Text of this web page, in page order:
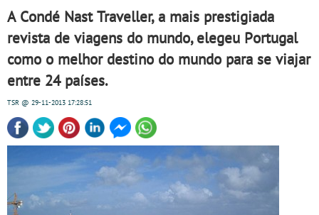
A Condé Nast Traveller, a mais prestigiada
revista de viagens do mundo, elegeu Portugal
como o melhor destino do mundo para se viajar
entre 24 países.
TSR @ 29-11-2013 17:28:51